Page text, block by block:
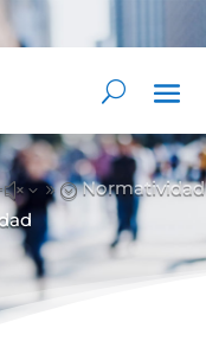
Normatividad